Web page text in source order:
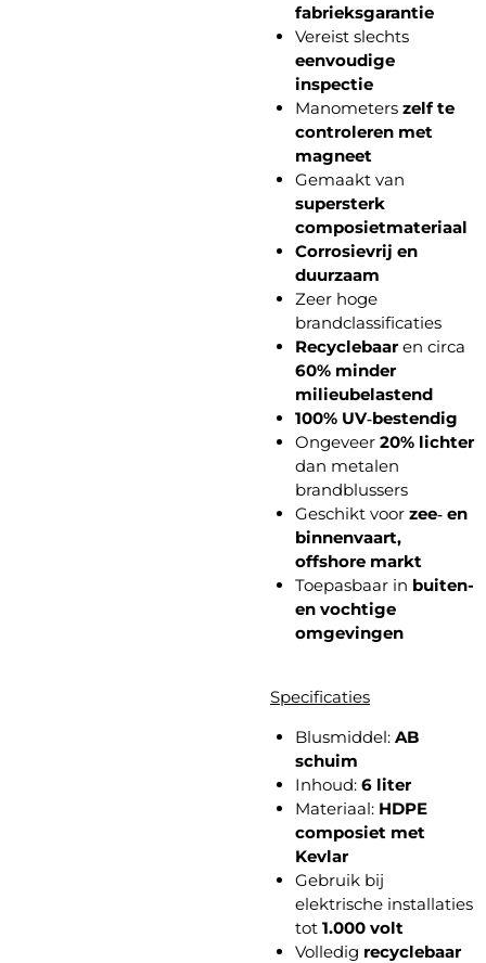
fabrieksgarantie
Vereist slechts
eenvoudige
inspectie
Manometers zelf te
controleren met
magneet
Gemaakt van
supersterk
composietmateriaal
Corrosievrij en
duurzaam
Zeer hoge
brandclassificaties
Recyclebaaren circa
60% minder
milieubelastend
100% UV‑bestendig
Ongeveer 20% lichter
dan metalen
brandblussers
Geschikt voor zee‑ en
binnenvaart,
offshore markt
Toepasbaar in buiten-
en vochtige
omgevingen
Specificaties
Blusmiddel: AB
schuim
Inhoud: 6 liter
Materiaal: HDPE
composiet met
Kevlar
Gebruik bij
elektrische installaties
tot 1.000 volt
Volledig recyclebaar